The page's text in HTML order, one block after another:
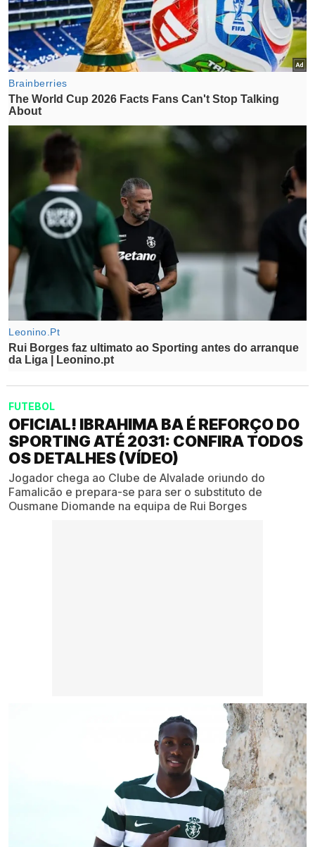
FUTEBOL
OFICIAL! IBRAHIMA BA É REFORÇO DO
SPORTING ATÉ 2031: CONFIRA TODOS
OS DETALHES (VÍDEO)
Jogador chega ao Clube de Alvalade oriundo do
Famalicão e prepara-se para ser o substituto de
Ousmane Diomande na equipa de Rui Borges